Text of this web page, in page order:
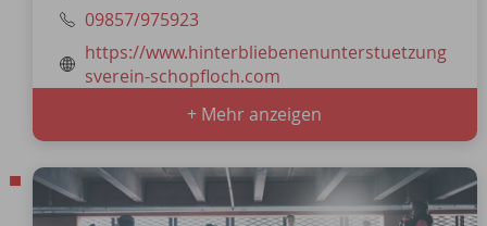
09857/975923
https://www.hinterbliebenenunterstuetzung
sverein-schopfloch.com
+ Mehr anzeigen